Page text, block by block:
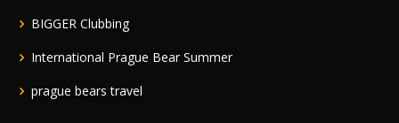
BIGGER Clubbing
International Prague Bear Summer
prague bears travel